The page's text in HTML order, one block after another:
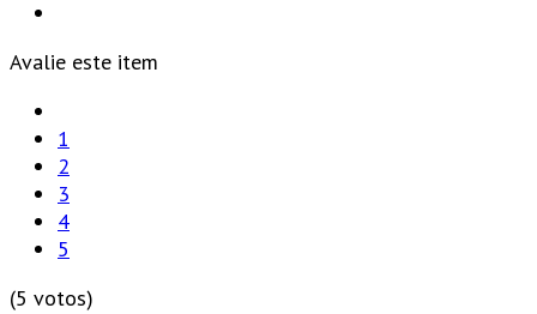
Avalie este item
1
2
3
4
5
(5 votos)